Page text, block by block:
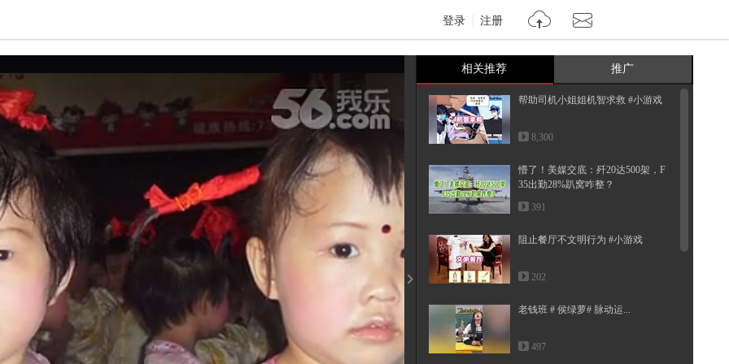
登录 注册
亮度
饱和度 100
相关推荐 推广
帮助司机小姐姐机智求救 #小游戏
8,300
懵了！美媒交底：歼20达500架，F
35出勤28%趴窝咋整？
391
阻止餐厅不文明行为 #小游戏
202
老钱班 # 侯绿萝# 脉动运...
497